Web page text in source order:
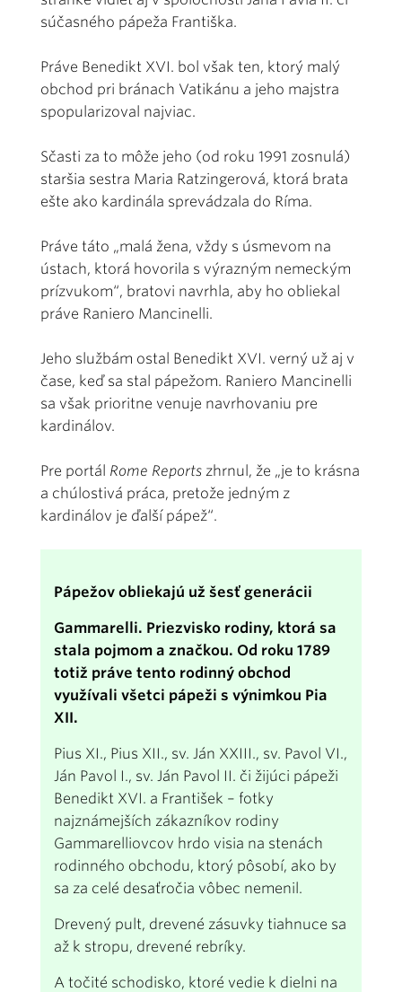
súčasného pápeža Františka.
Práve Benedikt XVI. bol však ten, ktorý malý
obchod pri bránach Vatikánu a jeho majstra
spopularizoval najviac.
Sčasti za to môže jeho (od roku 1991 zosnulá)
staršia sestra Maria Ratzingerová, ktorá brata
ešte ako kardinála sprevádzala do Ríma.
Práve táto „malá žena, vždy s úsmevom na
ústach, ktorá hovorila s výrazným nemeckým
prízvukom“, bratovi navrhla, aby ho obliekal
práve Raniero Mancinelli.
Jeho službám ostal Benedikt XVI. verný už aj v
čase, keď sa stal pápežom. Raniero Mancinelli
sa však prioritne venuje navrhovaniu pre
kardinálov.
Pre portál Rome Reports zhrnul, že „je to krásna
a chúlostivá práca, pretože jedným z
kardinálov je ďalší pápež“.
Pápežov obliekajú už šesť generácii
Gammarelli. Priezvisko rodiny, ktorá sa
stala pojmom a značkou. Od roku 1789
totiž práve tento rodinný obchod
využívali všetci pápeži s výnimkou Pia
XII.
Pius XI., Pius XII., sv. Ján XXIII., sv. Pavol VI.,
Ján Pavol I., sv. Ján Pavol II. či žijúci pápeži
Benedikt XVI. a František – fotky
najznámejších zákazníkov rodiny
Gammarelliovcov hrdo visia na stenách
rodinného obchodu, ktorý pôsobí, ako by
sa za celé desaťročia vôbec nemenil.
Drevený pult, drevené zásuvky tiahnuce sa
až k stropu, drevené rebríky.
A točité schodisko, ktoré vedie k dielni na